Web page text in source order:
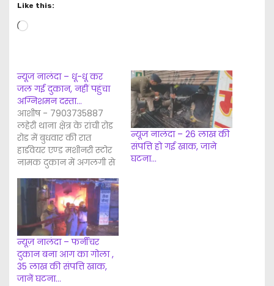
Like this:
L
d
i
n
g
…
न्यूज नालंदा – धू-धू कर
जल गई दुकान, नहीं पहुंचा
अग्निशमन दस्ता…
आशीष - 7903735887
लहेरी थाना क्षेत्र के रांची रोड
रोड में बुधवार की रात
हार्डवेयर एण्ड मशीनरी स्टोर
नामक दुकान में अगलगी से
नुकसान हो गया। अगलगी
का कारण शॉर्ट सर्किट
बताया जा रहा है। सूचना के
बाद भी अग्निशमन के नहीं
पहुंचने पर मोहल्ले वासियों…
न्यूज नालंदा – 26 लाख की
संपत्ति हो गई खाक, जाने
घटना…
न्यूज़ नालंदा – फर्नीचर
दुकान बना आग का गोला ,
35 लाख की संपत्ति खाक,
जानें घटना…